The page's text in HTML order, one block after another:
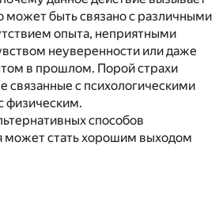
может быть связано с различными
опыта, неприятными
неуверенности или даже
в прошлом. Порой страхи
связанные с психологическими
физическим.
способов
может стать хорошим выходом